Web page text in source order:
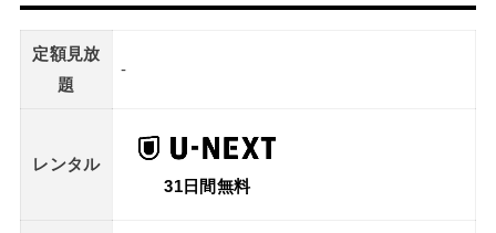
定額見放
題
-
レンタル
31日間無料